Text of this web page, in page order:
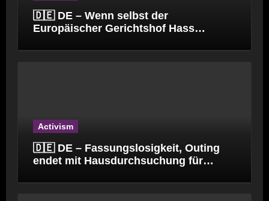
🇩🇪 DE – Wenn selbst der
Europäischer Gerichtshof Hass
Activism
🇩🇪 DE – Fassungslosigkeit, Outing
endet mit Hausdurchsuchung für